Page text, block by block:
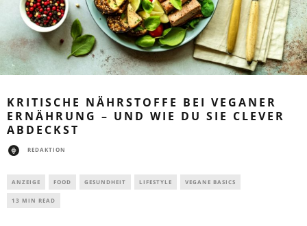
KRITISCHE NÄHRSTOFFE BEI VEGANER
ERNÄHRUNG – UND WIE DU SIE CLEVER
ABDECKST
REDAKTION
ANZEIGE FOOD GESUNDHEIT LIFESTYLE VEGANE BASICS
13 MIN READ